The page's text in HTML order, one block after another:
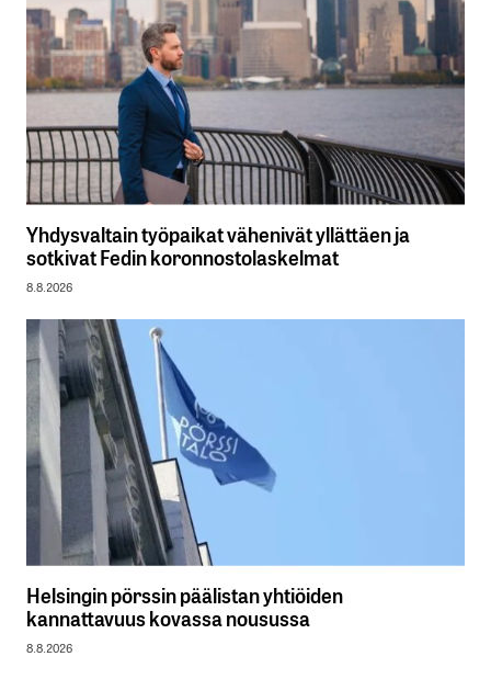
Yhdysvaltain työpaikat vähenivät yllättäen ja
sotkivat Fedin koronnostolaskelmat
8.8.2026
Helsingin pörssin päälistan yhtiöiden
kannattavuus kovassa nousussa
8.8.2026